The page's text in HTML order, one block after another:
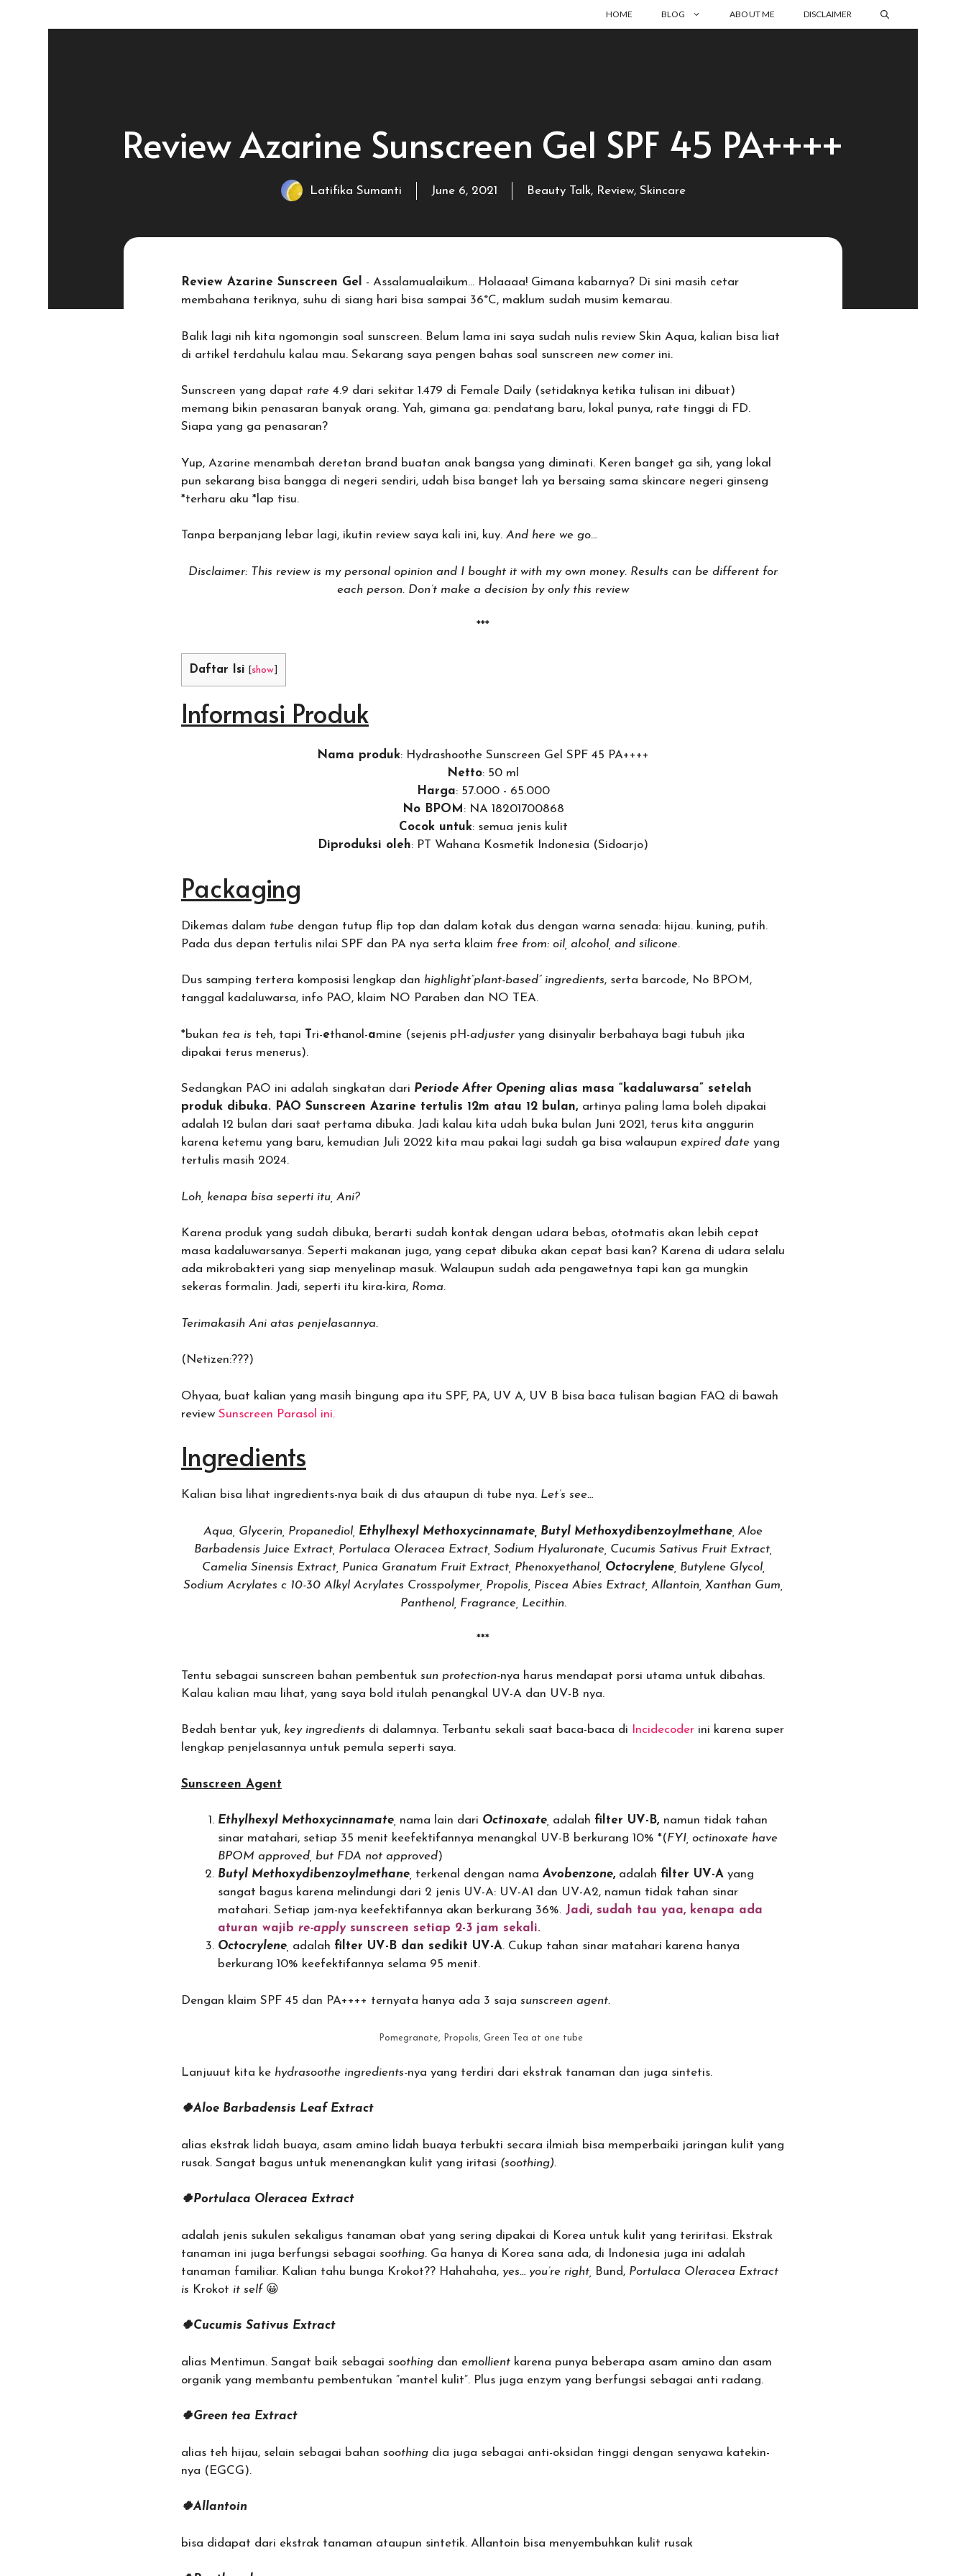
HOME BLOG ABOUT ME DISCLAIMER
Review Azarine Sunscreen Gel SPF 45 PA++++
Latifika Sumanti June 6, 2021 Beauty Talk, Review, Skincare
Review Azarine Sunscreen Gel
- Assalamualaikum… Holaaaa! Gimana kabarnya? Di sini masih cetar
membahana teriknya, suhu di siang hari bisa sampai 36°C, maklum sudah musim kemarau.
Balik lagi nih kita ngomongin soal sunscreen. Belum lama ini saya sudah nulis review Skin Aqua, kalian bisa liat
di artikel terdahulu kalau mau. Sekarang saya pengen bahas soal sunscreen new comer ini.
Sunscreen yang dapat rate 4.9 dari sekitar 1.479 di Female Daily (setidaknya ketika tulisan ini dibuat)
memang bikin penasaran banyak orang. Yah, gimana ga: pendatang baru, lokal punya, rate tinggi di FD.
Siapa yang ga penasaran?
Yup, Azarine menambah deretan brand buatan anak bangsa yang diminati. Keren banget ga sih, yang lokal
pun sekarang bisa bangga di negeri sendiri, udah bisa banget lah ya bersaing sama skincare negeri ginseng
*terharu aku *lap tisu.
Tanpa berpanjang lebar lagi, ikutin review saya kali ini, kuy. And here we go…
Disclaimer: This review is my personal opinion and I bought it with my own money. Results can be different for
each person. Don’t make a decision by only this review
***
Daftar Isi [show]
Informasi Produk
Nama produk: Hydrashoothe Sunscreen Gel SPF 45 PA++++
Netto: 50 ml
Harga: 57.000 - 65.000
No BPOM : NA 18201700868
Cocok untuk: semua jenis kulit
Diproduksi oleh: PT Wahana Kosmetik Indonesia (Sidoarjo)
Packaging
Dikemas dalam tube dengan tutup flip top dan dalam kotak dus dengan warna senada: hijau. kuning, putih.
Pada dus depan tertulis nilai SPF dan PA nya serta klaim free from: oil, alcohol, and silicone.
Dus samping tertera komposisi lengkap dan highlight”plant-based” ingredients, serta barcode, No BPOM,
tanggal kadaluwarsa, info PAO, klaim NO Paraben dan NO TEA.
*bukan tea is teh, tapi ri-ethanol-amine (sejenis pH-adjuster yang disinyalir berbahaya bagi tubuh jika
dipakai terus menerus).
Sedangkan PAO ini adalah singkatan dari Periode After Opening alias masa “kadaluwarsa” setelah
produk dibuka. PAO Sunscreen Azarine tertulis 12m atau 12 bulan, artinya paling lama boleh dipakai
adalah 12 bulan dari saat pertama dibuka. Jadi kalau kita udah buka bulan Juni 2021, terus kita anggurin
karena ketemu yang baru, kemudian Juli 2022 kita mau pakai lagi sudah ga bisa walaupun expired date yang
tertulis masih 2024.
Loh, kenapa bisa seperti itu, Ani?
Karena produk yang sudah dibuka, berarti sudah kontak dengan udara bebas, ototmatis akan lebih cepat
masa kadaluwarsanya. Seperti makanan juga, yang cepat dibuka akan cepat basi kan? Karena di udara selalu
ada mikrobakteri yang siap menyelinap masuk. Walaupun sudah ada pengawetnya tapi kan ga mungkin
sekeras formalin. Jadi, seperti itu kira-kira, Roma.
Terimakasih Ani atas penjelasannya.
(Netizen:???)
Ohyaa, buat kalian yang masih bingung apa itu SPF, PA, UV A, UV B bisa baca tulisan bagian FAQ di bawah
review Sunscreen Parasol ini.
Ingredients
Kalian bisa lihat ingredients-nya baik di dus ataupun di tube nya. Let’s see…
Aqua, Glycerin, Propanediol, Ethylhexyl Methoxycinnamate, Butyl Methoxydibenzoylmethane , Aloe
Barbadensis Juice Extract, Portulaca Oleracea Extract, Sodium Hyaluronate, Cucumis Sativus Fruit Extract,
Camelia Sinensis Extract, Punica Granatum Fruit Extract, Phenoxyethanol, Octocrylene, Butylene Glycol,
Sodium Acrylates c 10-30 Alkyl Acrylates Crosspolymer, Propolis, Piscea Abies Extract, Allantoin, Xanthan Gum,
Panthenol, Fragrance, Lecithin.
***
Tentu sebagai sunscreen bahan pembentuk sun protection-nya harus mendapat porsi utama untuk dibahas.
Kalau kalian mau lihat, yang saya bold itulah penangkal UV-A dan UV-B nya.
Bedah bentar yuk, key ingredients di dalamnya. Terbantu sekali saat baca-baca di Incidecoder ini karena super
lengkap penjelasannya untuk pemula seperti saya.
Sunscreen Agent
Ethylhexyl Methoxycinnamate nama lain dari Octinoxate adalah filter UV-B, namun tidak tahan
sinar matahari, setiap 35 menit keefektifannya menangkal UV-B berkurang 10% *(FYI, octinoxate have
BPOM approved, but FDA not approved)
Butyl Methoxydibenzoylmethane terkenal dengan nama Avobenzone, adalah filter UV-A yang
sangat bagus karena melindungi dari 2 jenis UV-A: UV-A1 dan UV-A2, namun tidak tahan sinar
matahari. Setiap jam-nya keefektifannya akan berkurang 36%. Jadi, sudah tau yaa, kenapa ada
aturan wajib re-applysunscreen setiap 2-3 jam sekali.
Octocrylene adalah filter UV-B dan sedikit UV-A. Cukup tahan sinar matahari karena hanya
berkurang 10% keefektifannya selama 95 menit.
Dengan klaim SPF 45 dan PA++++ ternyata hanya ada 3 saja sunscreen agent.
Pomegranate, Propolis, Green Tea at one tube
Lanjuuut kita ke hydrasoothe ingredients-nya yang terdiri dari ekstrak tanaman dan juga sintetis.
🍀Aloe Barbadensis Leaf Extract
alias ekstrak lidah buaya, asam amino lidah buaya terbukti secara ilmiah bisa memperbaiki jaringan kulit yang
rusak. Sangat bagus untuk menenangkan kulit yang iritasi (soothing).
🍀Portulaca Oleracea Extract
adalah jenis sukulen sekaligus tanaman obat yang sering dipakai di Korea untuk kulit yang teriritasi. Ekstrak
tanaman ini juga berfungsi sebagai soothing. Ga hanya di Korea sana ada, di Indonesia juga ini adalah
tanaman familiar. Kalian tahu bunga Krokot?? Hahahaha, yes… you’re right, Bund, Portulaca Oleracea Extract
is Krokot it self 😀
🍀Cucumis Sativus Extract
alias Mentimun. Sangat baik sebagai soothing dan emollient karena punya beberapa asam amino dan asam
organik yang membantu pembentukan “mantel kulit”. Plus juga enzym yang berfungsi sebagai anti radang.
🍀Green tea Extract
alias teh hijau, selain sebagai bahan soothing dia juga sebagai anti-oksidan tinggi dengan senyawa katekin-
nya (EGCG).
🍀Allantoin
bisa didapat dari ekstrak tanaman ataupun sintetik. Allantoin bisa menyembuhkan kulit rusak